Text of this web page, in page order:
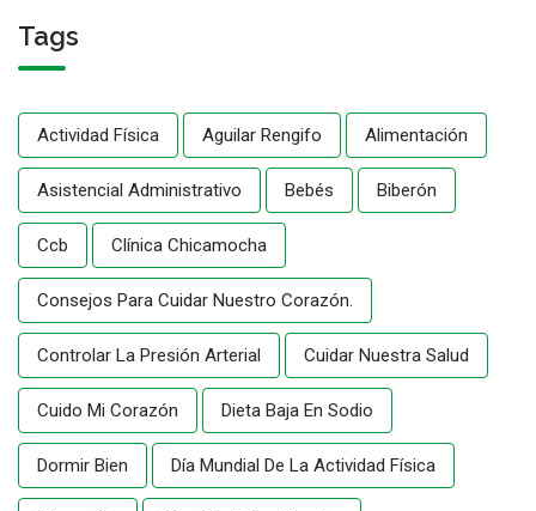
Tags
Actividad Física Aguilar Rengifo Alimentación
Asistencial Administrativo Bebés Biberón
Ccb Clínica Chicamocha
Consejos Para Cuidar Nuestro Corazón.
Controlar La Presión Arterial Cuidar Nuestra Salud
Cuido Mi Corazón Dieta Baja En Sodio
Dormir Bien Día Mundial De La Actividad Física